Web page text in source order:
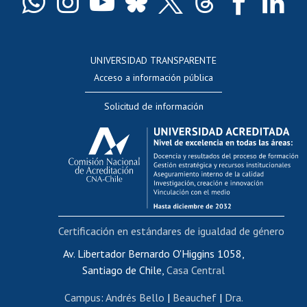
Docentes
Evaluación docente
Calificación académica
Postulación al AUCAI
Funcionarias/os
Cursos internos de capacitación
Bienestar del personal
Portal de movilidad interna
Certificado de renta
Certificado de renta honorarios
UNIVERSIDAD TRANSPARENTE
Acceso a información pública
Solicitud de información
Av. Libertador Bernardo O'Higgins 1058,
Santiago de Chile, Casa Central
Campus: Andrés Bello | Beauchef| Dra.
Certificación en estándares de igualdad de género